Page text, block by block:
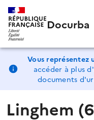
Docurba
Vous
accéder à plus
documents
Linghem